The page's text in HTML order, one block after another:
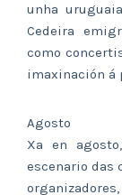
unha
Cedeira
como
imaxinación á
Agosto
Xa en
escenario das